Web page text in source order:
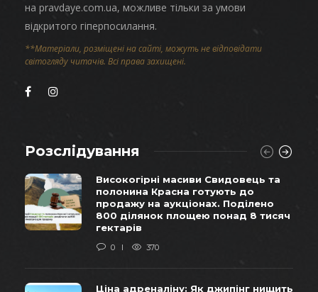
на pravdaye.com.ua, можливе тільки за умови
відкритого гіперпосилання.
**Матеріали, розміщені на сайті, можуть не відповідати
світогляду читачів. Всі права захищені.
Розслідування
Високогірні масиви Свидовець та
полонина Красна готують до
продажу на аукціонах. Поділено
800 ділянок площею понад 8 тисяч
гектарів
0 370
Ціна адреналіну: Як джипінг нищить